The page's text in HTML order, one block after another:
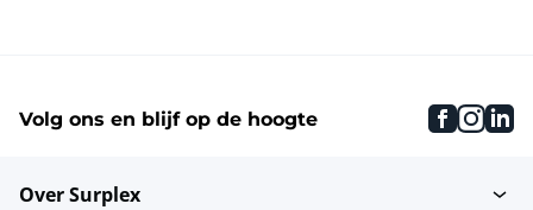
Waterbadverdovers Pluimveesnijders
Volg ons en blijf op de hoogte
Over Surplex